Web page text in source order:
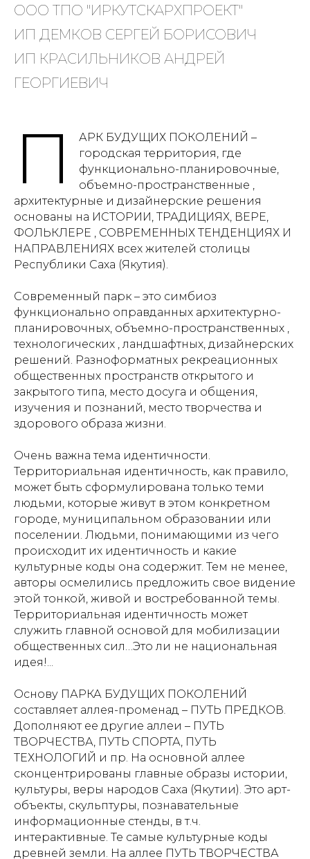
ООО ТПО "ИРКУТСКАРХПРОЕКТ"
ИП ДЕМКОВ СЕРГЕЙ БОРИСОВИЧ
ИП КРАСИЛЬНИКОВ АНДРЕЙ
ГЕОРГИЕВИЧ
П
АРК БУДУЩИХ ПОКОЛЕНИЙ –
городская территория, где
функционально-планировочные,
объемно-пространственные ,
архитектурные и дизайнерские решения
основаны на ИСТОРИИ, ТРАДИЦИЯХ, ВЕРЕ,
ФОЛЬКЛЕРЕ , СОВРЕМЕННЫХ ТЕНДЕНЦИЯХ И
НАПРАВЛЕНИЯХ всех жителей столицы
Республики Саха (Якутия).
Современный парк – это симбиоз
функционально оправданных архитектурно-
планировочных, объемно-пространственных ,
технологических , ландшафтных, дизайнерских
решений. Разноформатных рекреационных
общественных пространств открытого и
закрытого типа, место досуга и общения,
изучения и познаний, место творчества и
здорового образа жизни.
Очень важна тема идентичности.
Территориальная идентичность, как правило,
может быть сформулирована только теми
людьми, которые живут в этом конкретном
городе, муниципальном образовании или
поселении. Людьми, понимающими из чего
происходит их идентичность и какие
культурные коды она содержит. Тем не менее,
авторы осмелились предложить свое видение
этой тонкой, живой и востребованной темы.
Территориальная идентичность может
служить главной основой для мобилизации
общественных сил…Это ли не национальная
идея!...
Основу ПАРКА БУДУЩИХ ПОКОЛЕНИЙ
составляет аллея-променад – ПУТЬ ПРЕДКОВ.
Дополняют ее другие аллеи – ПУТЬ
ТВОРЧЕСТВА, ПУТЬ СПОРТА, ПУТЬ
ТЕХНОЛОГИЙ и пр. На основной аллее
сконцентрированы главные образы истории,
культуры, веры народов Саха (Якутии). Это арт-
объекты, скульптуры, познавательные
информационные стенды, в т.ч.
интерактивные. Те самые культурные коды
древней земли. На аллее ПУТЬ ТВОРЧЕСТВА